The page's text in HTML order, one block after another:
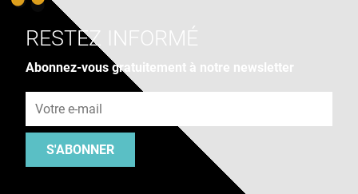
RESTEZ INFORMÉ
Abonnez-vous gratuitement à notre newsletter
S'ABONNER